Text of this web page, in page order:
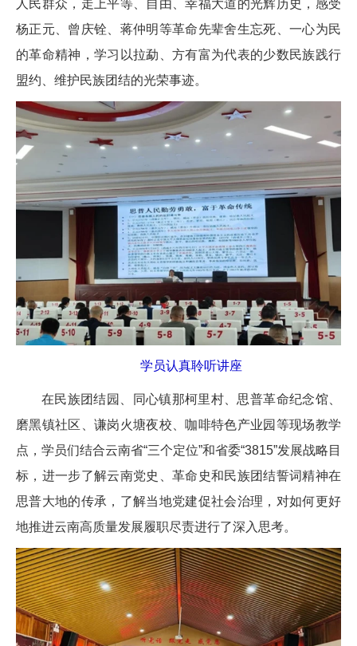
人民群众，走上平等、自由、幸福大道的光辉历史，感受
杨正元、曾庆铨、蒋仲明等革命先辈舍生忘死、一心为民
的革命精神，学习以拉勐、方有富为代表的少数民族践行
盟约、维护民族团结的光荣事迹。
学员认真聆听讲座
在民族团结园、同心镇那柯里村、思普革命纪念馆、
磨黑镇社区、谦岗火塘夜校、咖啡特色产业园等现场教学
点，学员们结合云南省“三个定位”和省委“3815”发展战略目
标，进一步了解云南党史、革命史和民族团结誓词精神在
思普大地的传承，了解当地党建促社会治理，对如何更好
地推进云南高质量发展履职尽责进行了深入思考。